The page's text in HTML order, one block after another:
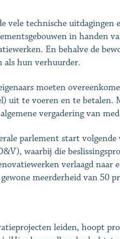
vele technische
in handen
En behalve de
als hun verhuurder.
moeten
uit te voeren en te
vergadering van
parlement start volgende
waarbij die
verlaagd naar
meerderheid van 50
leiden, hoopt